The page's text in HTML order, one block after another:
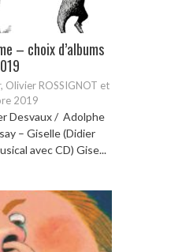
– choix d’albums
Olivier ROSSIGNOT et
2019
Desvaux / Adolphe
– Giselle (Didier
avec CD) Gise...